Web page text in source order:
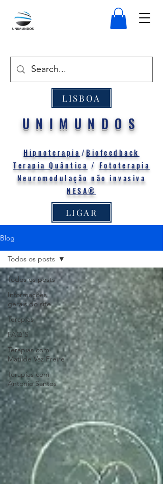
LISBOA
UNIMUNDOS
Hipnoterapia /Biofeedback
Terapia Quântica / Fototerapia
Neuromodulação não invasiva
NESA®
LIGAR
Blog
Todos os posts
Informações
gerais do site
Terapias
FAQ'S
Terapias com
Matilde Vaz Freire
Terapias com
Antonio Santos
Todos os posts